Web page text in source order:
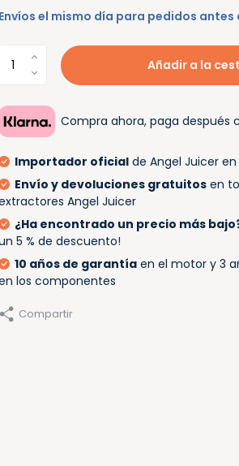
Envíos el mismo día para pedidos antes
Añadir a la
Compra ahora, paga después
Importador oficial de Angel Juicer en
Envío y devoluciones gratuitos en
Angel Juicer
¿Ha encontrado un precio más
5 % de descuento!
10 años de garantía en el motor y 3
los componentes
Compartir